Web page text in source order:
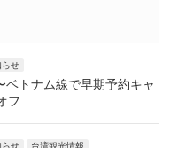
らせ
ベトナム線で早期予約キャ
フ